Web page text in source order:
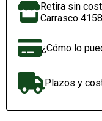
Retira sin
Carrasco
¿Cómo lo
Plazos y